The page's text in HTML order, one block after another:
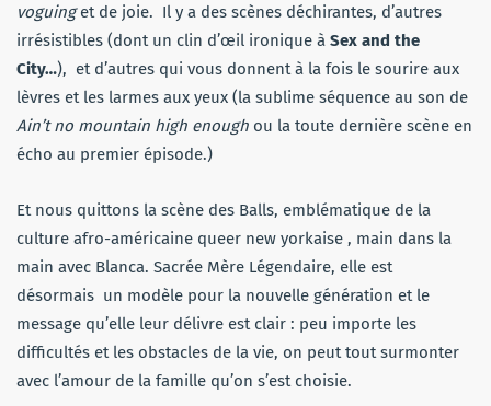
voguinget de joie. Il y a des scènes déchirantes, d’autres
irrésistibles (dont un clin d’œil ironique à Sex and the
City…), et d’autres qui vous donnent à la fois le sourire aux
lèvres et les larmes aux yeux (la sublime séquence au son de
Ain’t no mountain high enough ou la toute dernière scène en
écho au premier épisode.)
Et nous quittons la scène des Balls, emblématique de la
culture afro-américaine queer new yorkaise , main dans la
main avec Blanca. Sacrée Mère Légendaire, elle est
désormais un modèle pour la nouvelle génération et le
message qu’elle leur délivre est clair : peu importe les
difficultés et les obstacles de la vie, on peut tout surmonter
avec l’amour de la famille qu’on s’est choisie.